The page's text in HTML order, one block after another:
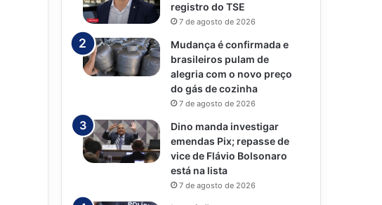
registro do TSE
7 de agosto de 2026
Mudança é confirmada e
brasileiros pulam de
alegria com o novo preço
do gás de cozinha
7 de agosto de 2026
Dino manda investigar
emendas Pix; repasse de
vice de Flávio Bolsonaro
está na lista
7 de agosto de 2026